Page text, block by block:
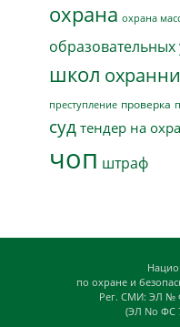
охрана охрана
школ
преступление проверка
суд тендер на
чоп штраф
по охране и
Рег. СМИ: ЭЛ №
(ЭЛ No ФС